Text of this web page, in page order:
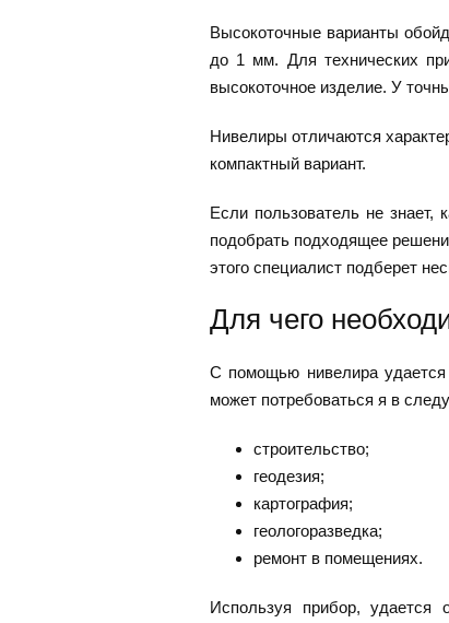
Высокоточные варианты
до 1 мм. Для технических
высокоточное изделие. У
Нивелиры отличаются
компактный вариант.
Если пользователь не знает,
подобрать подходящее
этого специалист подберет
Для чего
С помощью нивелира удается
может потребоваться я в
строительство;
геодезия;
картография;
геологоразведка;
ремонт в помещениях.
Используя прибор, удается